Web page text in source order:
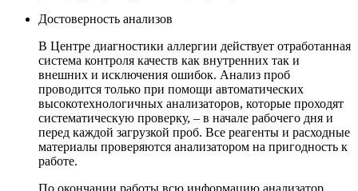
Достоверность анализов
В Центре диагностики аллергии действует отработанная
система контроля качеств как внутренних так и
внешних и исключения ошибок. Анализ проб
проводится только при помощи автоматических
высокотехнологичных анализаторов, которые проходят
систематическую проверку, – в начале рабочего дня и
перед каждой загрузкой проб. Все реагенты и расходные
материалы проверяются анализатором на пригодность к
работе.